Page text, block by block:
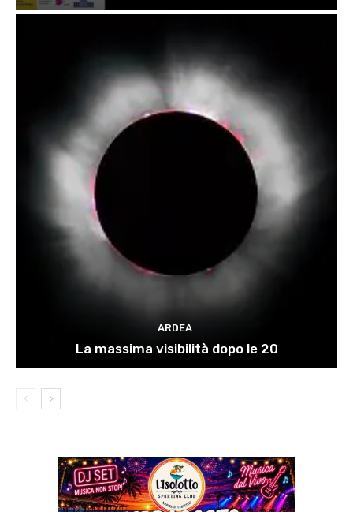
ARDEA
La massima visibilità dopo le 20